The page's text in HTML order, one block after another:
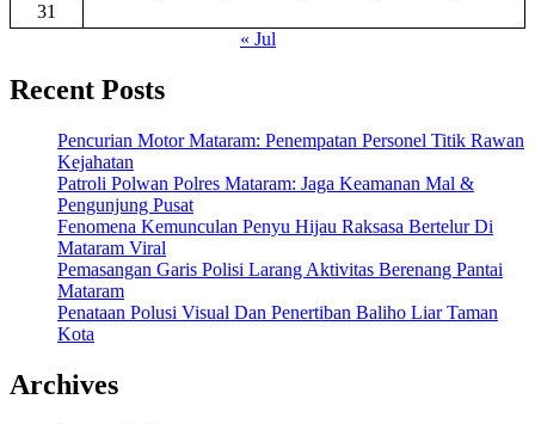
31
« Jul
Recent Posts
Pencurian Motor Mataram: Penempatan Personel Titik Rawan
Kejahatan
Patroli Polwan Polres Mataram: Jaga Keamanan Mal &
Pengunjung Pusat
Fenomena Kemunculan Penyu Hijau Raksasa Bertelur Di
Mataram Viral
Pemasangan Garis Polisi Larang Aktivitas Berenang Pantai
Mataram
Penataan Polusi Visual Dan Penertiban Baliho Liar Taman
Kota
Archives